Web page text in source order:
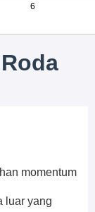
momentum
luar yang